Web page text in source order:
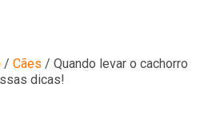
/ Cães / Quando levar o cachorro
dicas!